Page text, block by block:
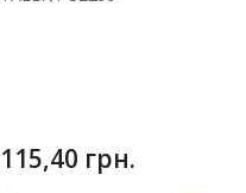
115,40 грн.